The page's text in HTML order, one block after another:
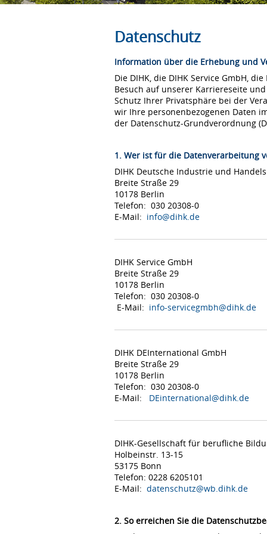
Datenschutz
Information über die Erhebung und
Die DIHK, die DIHK Service GmbH,
Besuch auf unserer Karriereseite
Schutz Ihrer Privatsphäre bei der
wir Ihre personenbezogenen Daten
der Datenschutz-Grundverordnung
1. Wer ist für die Datenverarbeitung
DIHK Deutsche Industrie und
Breite Straße 29
10178 Berlin
Telefon: 030 20308-0
E-Mail: info@dihk.de
DIHK Service GmbH
Breite Straße 29
10178 Berlin
Telefon: 030 20308-0
E-Mail: info-servicegmbh@dihk.de
DIHK DEInternational GmbH
Breite Straße 29
10178 Berlin
Telefon: 030 20308-0
E-Mail: DEinternational@dihk.de
DIHK-Gesellschaft für berufliche
Holbeinstr. 13-15
53175 Bonn
Telefon: 0228 6205101
E-Mail: datenschutz@wb.dihk.de
2. So erreichen Sie die